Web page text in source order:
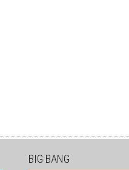
BIG BANG